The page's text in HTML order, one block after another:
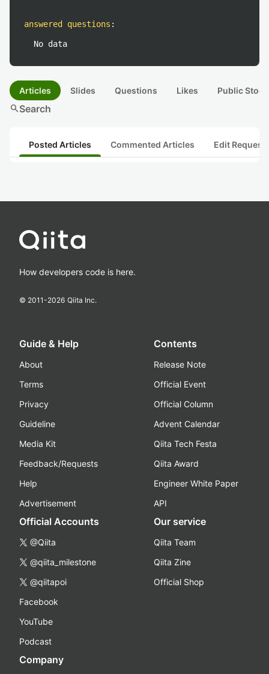
answered questions :
No data
Articles Slides Questions Likes Public
searchSearch
Posted Articles Commented Articles Edit
How developers code is here.
© 2011-2026 Qiita Inc.
Guide & Help
About
Terms
Privacy
Guideline
Media Kit
Feedback/Requests
Help
Advertisement
Contents
Release Note
Official Event
Official Column
Advent Calendar
Qiita Tech Festa
Qiita Award
Engineer White Paper
API
Official Accounts
@Qiita
@qiita_milestone
@qiitapoi
Facebook
YouTube
Podcast
Our service
Qiita Team
Qiita Zine
Official Shop
Company